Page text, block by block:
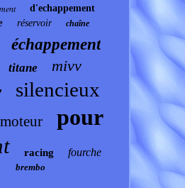
d'echappement
réservoir chaîne
échappement
titane mivv
silencieux
moteur pour
racing fourche
brembo